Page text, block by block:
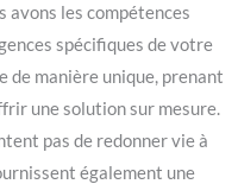
avons les compétences
spécifiques de votre
manière unique, prenant
une solution sur mesure.
pas de redonner vie à
également une